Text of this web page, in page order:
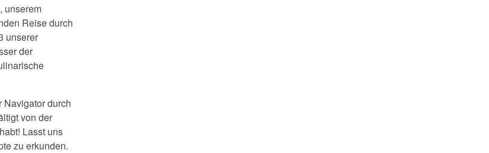
unserem
Reise durch
unserer
der
Navigator durch
von der
Lasst uns
zu erkunden.